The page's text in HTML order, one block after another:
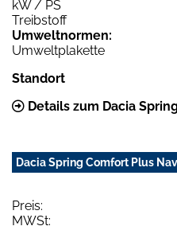
kW / PS
Treibstoff
Umweltnormen:
Umweltplakette
Standort
Details zum Dacia
Dacia Spring Comfort Plus
Preis:
MWSt: